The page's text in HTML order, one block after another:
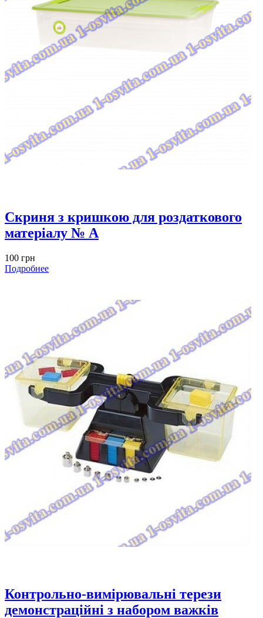
Скриня з кришкою для роздаткового
матеріалу № A
100 грн
Подробнее
Контрольно-вимірювальні терези
демонстраційні з набором важків